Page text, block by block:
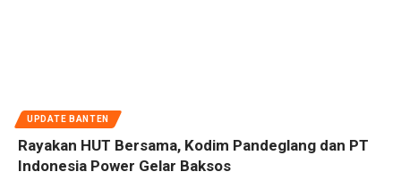
UPDATE BANTEN
Rayakan HUT Bersama, Kodim Pandeglang dan PT
Indonesia Power Gelar Baksos